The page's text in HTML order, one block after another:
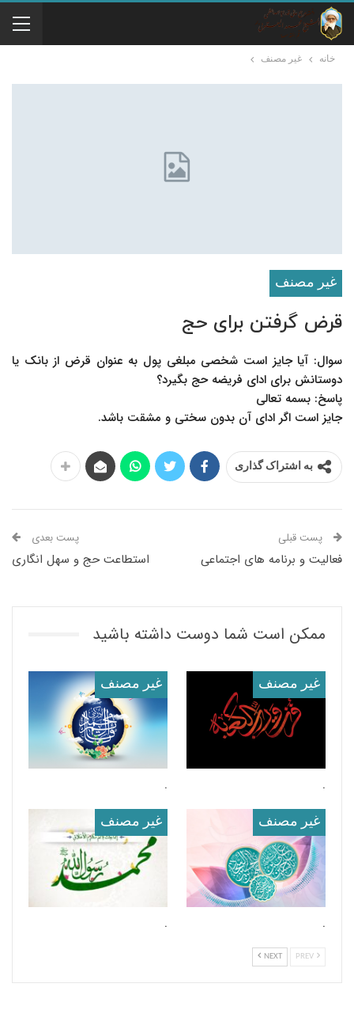
خانه غير مصنف
غير مصنف
قرض گرفتن برای حج
سوال: آیا جایز است شخصی مبلغی پول به عنوان قرض از بانک یا
دوستانش برای ادای فریضه حج بگیرد؟
پاسخ: بسمه تعالی
جایز است اگر ادای آن بدون سختی و مشقت باشد.
به اشتراک گذاری
پست قبلی
فعالیت و برنامه های اجتماعی
پست بعدی
استطاعت حج و سهل انگاری
ممکن است شما دوست داشته باشید
غير مصنف
.
غير مصنف
.
غير مصنف
.
غير مصنف
.
NEXT